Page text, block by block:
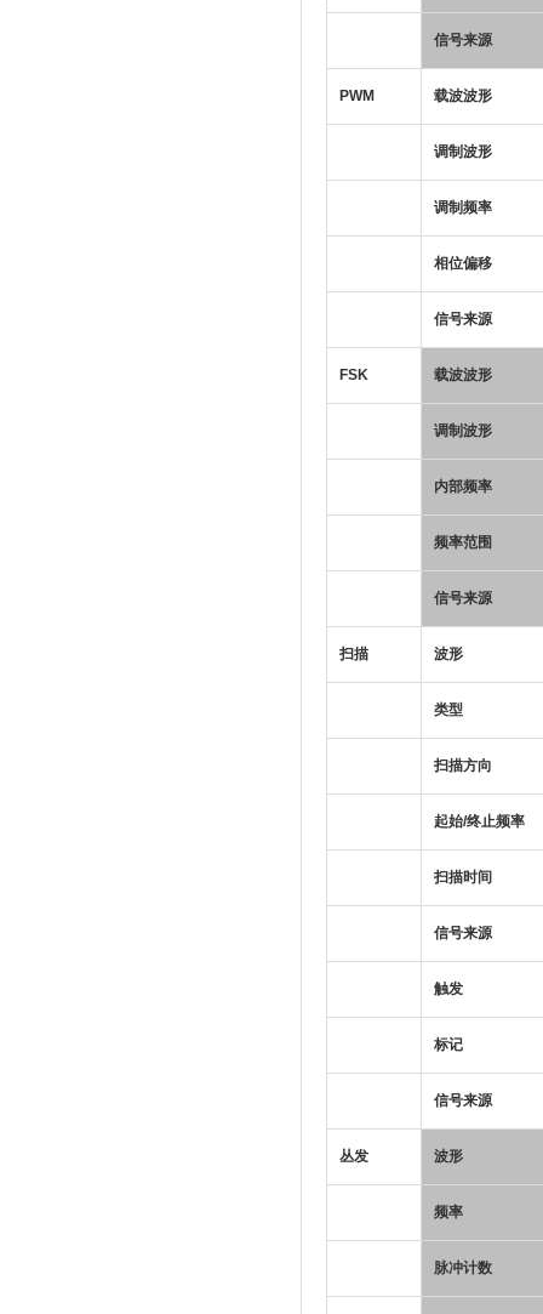
信号来源
PWM 载波波形
调制波形
调制频率
相位偏移
信号来源
FSK 载波波形
调制波形
内部频率
频率范围
信号来源
扫描 波形
类型
扫描方向
起始/终止频率
扫描时间
信号来源
触发
标记
信号来源
丛发 波形
频率
脉冲计数